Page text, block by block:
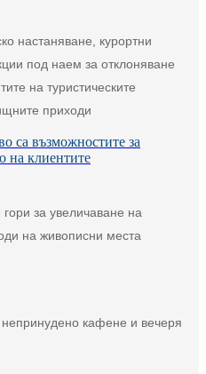
настаняване, курортни
под наем за отклоняване
на туристическите
приходи
за увеличаване на
на живописни места
кафене и вечеря